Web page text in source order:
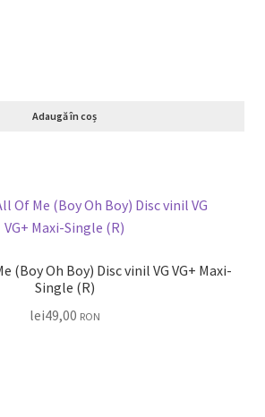
Adaugă în coș
Disc vinil VG VG+ Maxi-
Single (R)
lei49,00 RON